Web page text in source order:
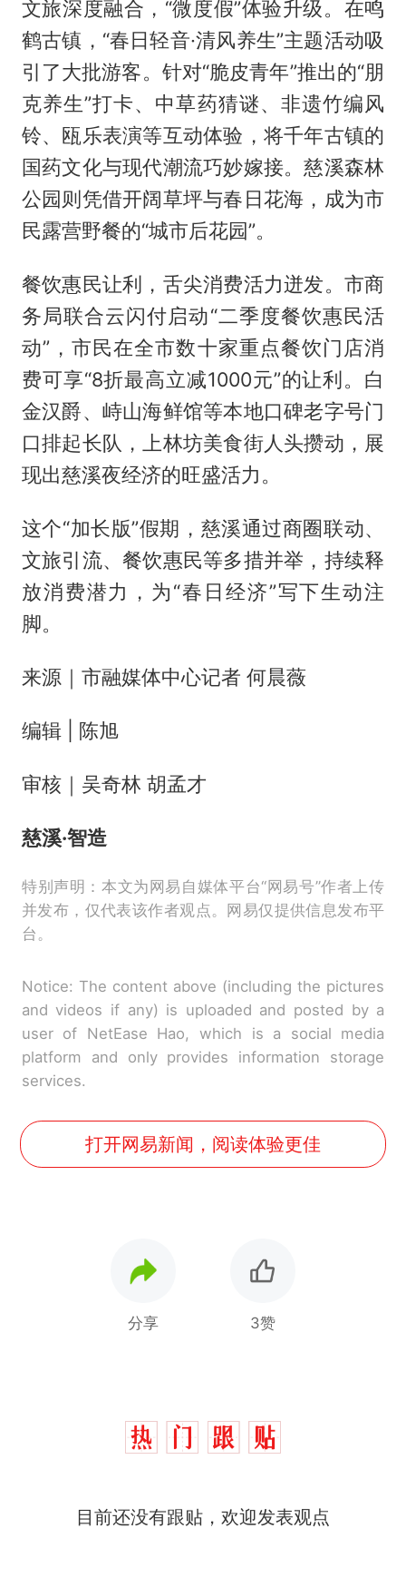
文旅深度融合，“微度假”体验升级。在鸣
鹤古镇，“春日轻音·清风养生”主题活动吸
引了大批游客。针对“脆皮青年”推出的“朋
克养生”打卡、中草药猜谜、非遗竹编风
铃、瓯乐表演等互动体验，将千年古镇的
国药文化与现代潮流巧妙嫁接。慈溪森林
公园则凭借开阔草坪与春日花海，成为市
民露营野餐的“城市后花园”。
餐饮惠民让利，舌尖消费活力迸发。市商
务局联合云闪付启动“二季度餐饮惠民活
动”，市民在全市数十家重点餐饮门店消
费可享“8折最高立减1000元”的让利。白
金汉爵、峙山海鲜馆等本地口碑老字号门
口排起长队，上林坊美食街人头攒动，展
现出慈溪夜经济的旺盛活力。
这个“加长版”假期，慈溪通过商圈联动、
文旅引流、餐饮惠民等多措并举，持续释
放消费潜力，为“春日经济”写下生动注
脚。
来源｜市融媒体中心记者 何晨薇
编辑 | 陈旭
审核｜吴奇林 胡孟才
慈溪·智造
特别声明：本文为网易自媒体平台“网易号”作者上传
并发布，仅代表该作者观点。网易仅提供信息发布平
台。
Notice: The content above (including the pictures
and videos if any) is uploaded and posted by a
user of NetEase Hao, which is a social media
platform and only provides information storage
services.
打开网易新闻，阅读体验更佳
分享 3赞
目前还没有跟贴，欢迎发表观点